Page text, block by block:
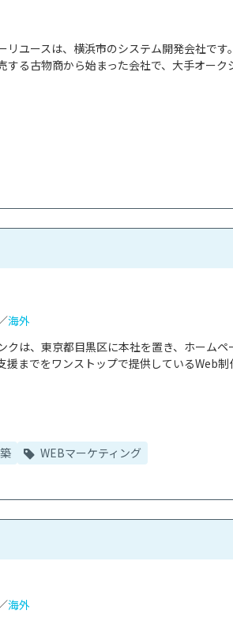
リユースは、横浜市のシステム開発会社で
する古物商から始まった会社で、大手オーク
クは、東京都目黒区に本社を置き、ホーム
援までをワンストップで提供しているWeb制
海外
WEBマーケティング
海外